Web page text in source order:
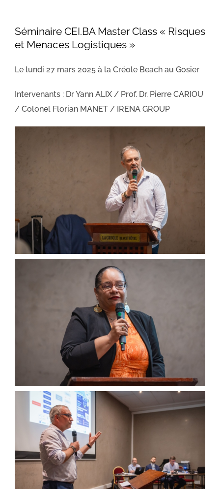
Séminaire CEI.BA Master Class « Risques
et Menaces Logistiques »
Le lundi 27 mars 2025 à la Créole Beach au Gosier
Intervenants : Dr Yann ALIX / Prof. Dr. Pierre CARIOU
/ Colonel Florian MANET / IRENA GROUP